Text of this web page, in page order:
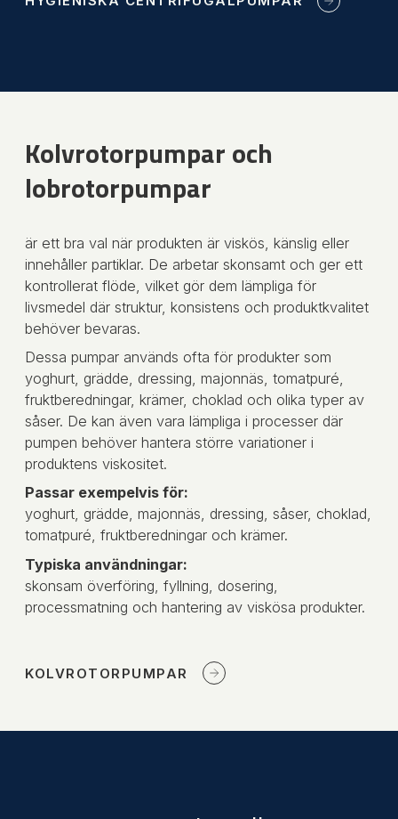
Kolvrotorpumpar och
lobrotorpumpar
är ett bra val när produkten är viskös, känslig eller
innehåller partiklar. De arbetar skonsamt och ger ett
kontrollerat flöde, vilket gör dem lämpliga för
livsmedel där struktur, konsistens och produktkvalitet
behöver bevaras.
Dessa pumpar används ofta för produkter som
yoghurt, grädde, dressing, majonnäs, tomatpuré,
fruktberedningar, krämer, choklad och olika typer av
såser. De kan även vara lämpliga i processer där
pumpen behöver hantera större variationer i
produktens viskositet.
Passar exempelvis för:
yoghurt, grädde, majonnäs, dressing, såser, choklad,
tomatpuré, fruktberedningar och krämer.
Typiska användningar:
skonsam överföring, fyllning, dosering,
processmatning och hantering av viskösa produkter.
KOLVROTORPUMPAR